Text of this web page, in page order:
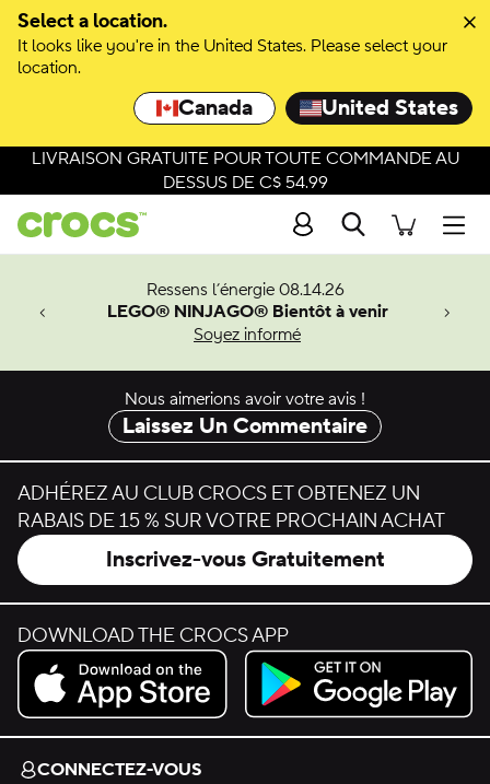
Select a location.
It looks like you're in the United States. Please select your
location.
Canada United States
Passer à la sélection de couleurs
Passer aux détails du produit
LIVRAISON GRATUITE POUR TOUTE COMMANDE AU
DESSUS DE C$ 54.99
Recherche
Ressens l’énergie 08.14.26
LEGO® NINJAGO® Bientôt à venir
Soyez informé
Man.
Nous aimerions avoir votre avis !
Laissez Un Commentaire
ADHÉREZ AU CLUB CROCS ET OBTENEZ UN
RABAIS DE 15 % SUR VOTRE PROCHAIN ACHAT
Inscrivez-vous Gratuitement
DOWNLOAD THE CROCS APP
Download on the App Store.
Get it on Google Play.
CONNECTEZ-VOUS